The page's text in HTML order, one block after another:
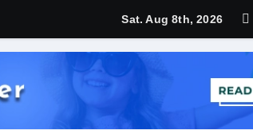
Sat. Aug 8th, 2026